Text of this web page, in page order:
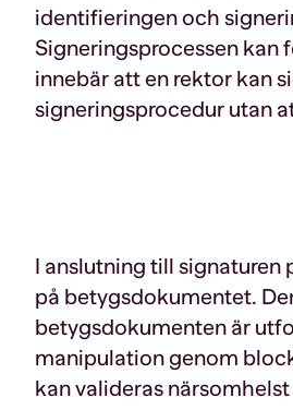
identifieringen och
Signeringsprocessen kan
innebär att en rektor kan
signeringsprocedur utan
I anslutning till
på betygsdokumentet.
betygsdokumenten är
manipulation genom
kan valideras